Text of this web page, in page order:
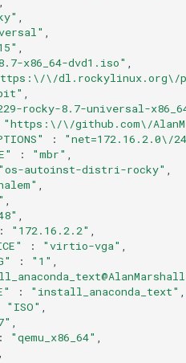
x86_64-dvd1.iso"
\/dl.rockylinux.org\/
rocky-8.7-universal-
"https:\/\/github.com\/
:
"net=172.16.2.0\/
: "mbr"
"os-autoinst-distri-rocky"
: "172.16.2.2"
: "virtio-vga"
: "1"
:
"install_anaconda_text"
"ISO"
: "qemu_x86_64"